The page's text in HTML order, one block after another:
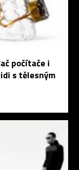
počítače i
s tělesným